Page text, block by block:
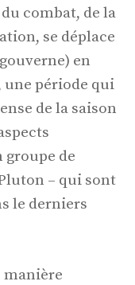
combat, de la
se déplace
en
une période qui
de la saison
groupe de
– qui sont
le derniers
manière